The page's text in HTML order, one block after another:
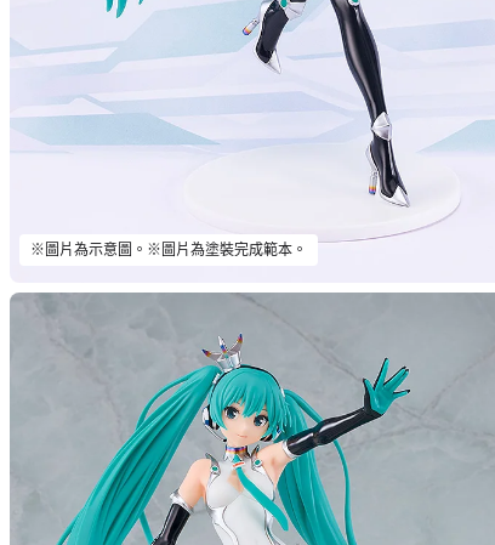
※圖片為示意圖。※圖片為塗裝完成範本。